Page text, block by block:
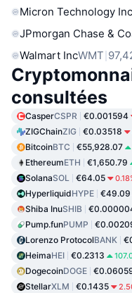
Micron Technology Inc
JPmorgan Chase & Co
Walmart IncWMT
consultées
CasperCSPR €0.001594
ZIGChainZIG €0.03518
BitcoinBTC €55,928.07
EthereumETH €1,650.79
SolanaSOL €64.05
HyperliquidHYPE €49.09
Shiba InuSHIB
Pump.funPUMP
Lorenzo ProtocolBANK
HeimaHEI €0.2313
DogecoinDOGE
StellarXLM €0.1435